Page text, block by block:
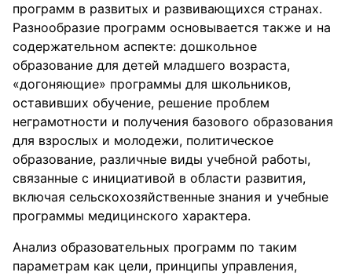
программ в развитых и развивающихся странах.
Разнообразие программ основывается также и на
содержательном аспекте: дошкольное
образование для детей младшего возраста,
«догоняющие» программы для школьников,
оставивших обучение, решение проблем
неграмотности и получения базового образования
для взрослых и молодежи, политическое
образование, различные виды учебной работы,
связанные с инициативой в области развития,
включая сельскохозяйственные знания и учебные
программы медицинского характера.
Анализ образовательных программ по таким
параметрам как цели, принципы управления,